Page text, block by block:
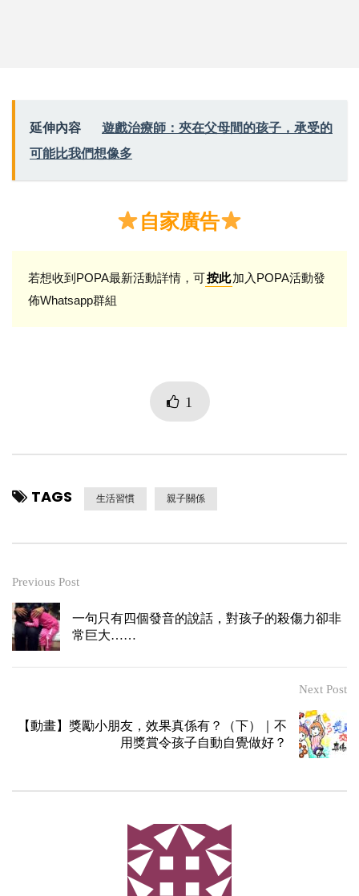
延伸內容
遊戲治療師：夾在父母間的孩子，承受的
可能比我們想像多
自家廣告
若想收到POPA最新活動詳情，可按此加入POPA活動發
佈Whatsapp群組
1
TAGS 生活習慣 親子關係
Previous Post
一句只有四個發音的說話，對孩子的殺傷力卻非
常巨大……
Next Post
【動畫】獎勵小朋友，效果真係有？（下）｜不
用獎賞令孩子自動自覺做好？